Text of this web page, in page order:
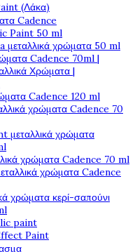
(Λάκα)
Cadence
Paint 50 ml
μεταλλικά χρώματα 50 ml
Cadence 70ml |
Χρώματα |
Cadence 120 ml
χρώματα Cadence 70
χρώματα
χρώματα Cadence 70 ml
χρώματα Cadence
χρώματα κερί-σαπούνι
paint
Paint